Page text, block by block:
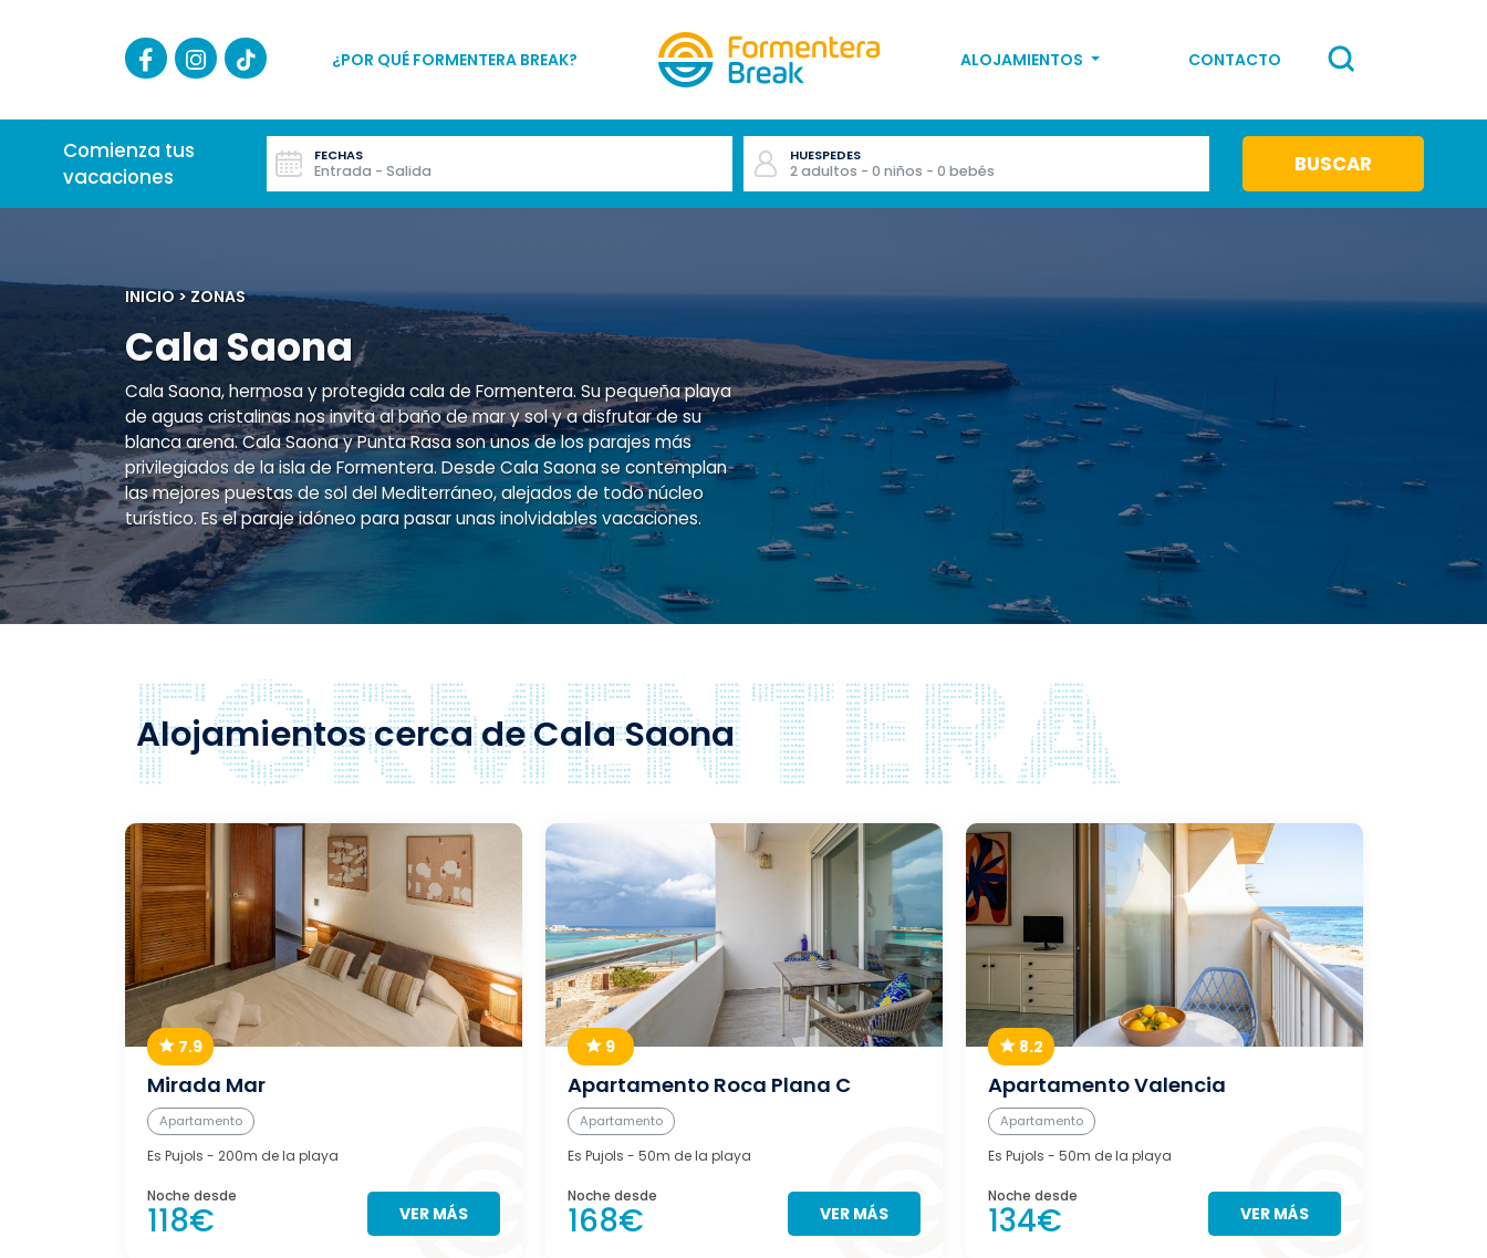
¿POR QUÉ FORMENTERA BREAK? ALOJAMIENTOS CONTACTO
Comienza tus
vacaciones
FECHAS
Entrada - Salida
HUESPEDES
2adultos - 0 niños - 0 bebés
INICIO>ZONAS
Cala Saona
Cala Saona, hermosa y protegida cala de Formentera. Su pequeña playa
de aguas cristalinas nos invita al baño de mar y sol y a disfrutar de su
blanca arena. Cala Saona y Punta Rasa son unos de los parajes más
privilegiados de la isla de Formentera. Desde Cala Saona se contemplan
las mejores puestas de sol del Mediterráneo, alejados de todo núcleo
turístico. Es el paraje idóneo para pasar unas inolvidables vacaciones.
Alojamientos cerca de Cala Saona
7.9
Mirada Mar
Apartamento
Es Pujols - 200m de la playa
Noche desde
118€ VER MÁS
9
Apartamento Roca Plana C
Apartamento
Es Pujols - 50m de la playa
Noche desde
168€ VER MÁS
8.2
Apartamento Valencia
Apartamento
Es Pujols - 50m de la playa
Noche desde
134€ VER MÁS